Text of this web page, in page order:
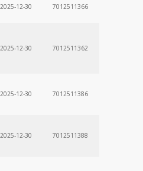
2025-12-30 7012511366
2025-12-30 7012511362
2025-12-30 7012511386
2025-12-30 7012511388